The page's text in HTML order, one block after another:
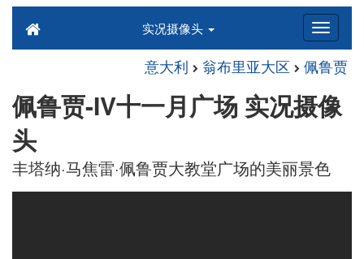
实况摄像头
意大利 翁布里亚大区 佩鲁贾
佩鲁贾-IV十一月广场 实况摄像
头
丰塔纳·马焦雷·佩鲁贾大教堂广场的美丽景色